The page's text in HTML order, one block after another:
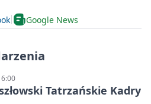
Google News
Tatrzańskie Kadry